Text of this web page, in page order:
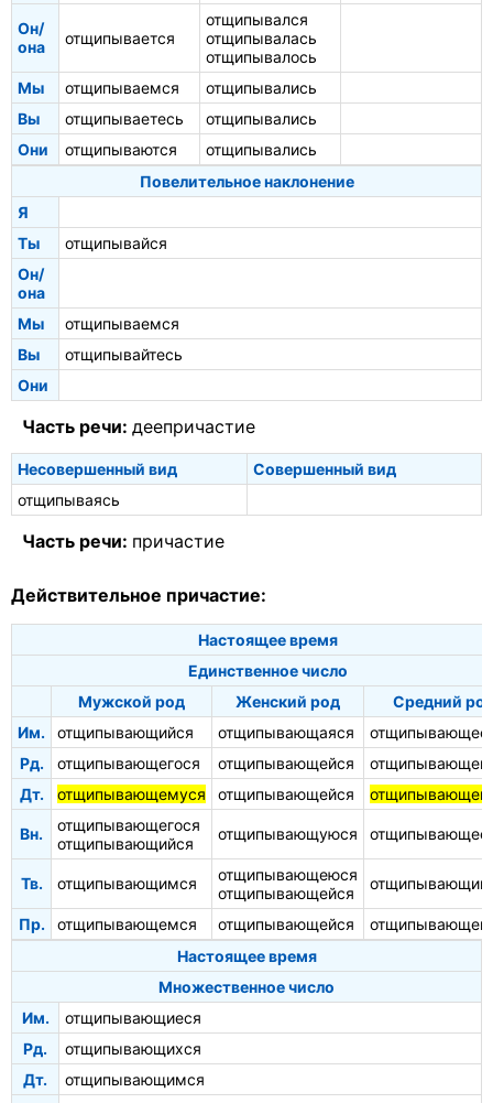
Он/
она
отщипывается
отщипывался
отщипывалась
отщипывалось
Мы
отщипываемся
отщипывались
Вы
отщипываетесь
отщипывались
Они
отщипываются
отщипывались
Повелительное наклонение
Я
Ты
отщипывайся
Он/
она
Мы
отщипываемся
Вы
отщипывайтесь
Они
Часть речи: деепричастие
Несовершенный вид
Совершенный вид
отщипываясь
Часть речи: причастие
Действительное причастие:
Настоящее время
Единственное число
Мужской род
Женский род
Средний
Им.
отщипывающийся отщипывающаяся
Рд.
отщипывающегося отщипывающейся
Дт.
отщипывающемуся отщипывающейся
Вн.
отщипывающегося
отщипывающийся
отщипывающуюся
Тв. отщипывающимся
отщипывающеюся
отщипывающейся
Пр. отщипывающемся отщипывающейся
Настоящее время
Множественное число
Им.
отщипывающиеся
Рд.
отщипывающихся
Дт.
отщипывающимся